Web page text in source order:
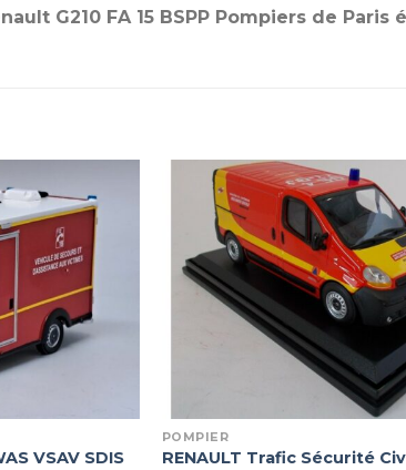
G210 FA 15 BSPP Pompiers de
VSAV SDIS
POMPIER
RENAULT Trafic Sécurité